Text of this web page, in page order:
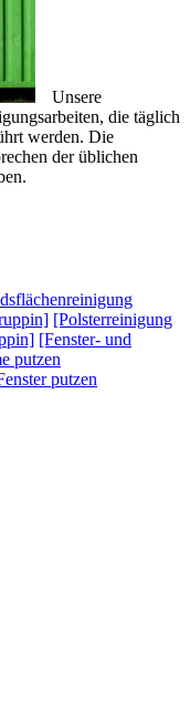
Unsere
die täglich
werden. Die
der üblichen
[Polsterreinigung
[Fenster- und
putzen
putzen